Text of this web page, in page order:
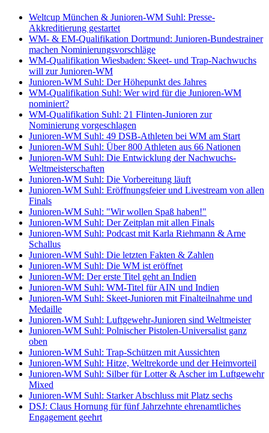
Weltcup München & Junioren-WM Suhl: Presse-
Akkreditierung gestartet
WM- & EM-Qualifikation Dortmund: Junioren-Bundestrainer
machen Nominierungsvorschläge
WM-Qualifikation Wiesbaden: Skeet- und Trap-Nachwuchs
will zur Junioren-WM
Junioren-WM Suhl: Der Höhepunkt des Jahres
WM-Qualifikation Suhl: Wer wird für die Junioren-WM
nominiert?
WM-Qualifikation Suhl: 21 Flinten-Junioren zur
Nominierung vorgeschlagen
Junioren-WM Suhl: 49 DSB-Athleten bei WM am Start
Junioren-WM Suhl: Über 800 Athleten aus 66 Nationen
Junioren-WM Suhl: Die Entwicklung der Nachwuchs-
Weltmeisterschaften
Junioren-WM Suhl: Die Vorbereitung läuft
Junioren-WM Suhl: Eröffnungsfeier und Livestream von allen
Finals
Junioren-WM Suhl: "Wir wollen Spaß haben!"
Junioren-WM Suhl: Der Zeitplan mit allen Finals
Junioren-WM Suhl: Podcast mit Karla Riehmann & Arne
Schallus
Junioren-WM Suhl: Die letzten Fakten & Zahlen
Junioren-WM Suhl: Die WM ist eröffnet
Junioren-WM: Der erste Titel geht an Indien
Junioren-WM Suhl: WM-Titel für AIN und Indien
Junioren-WM Suhl: Skeet-Junioren mit Finalteilnahme und
Medaille
Junioren-WM Suhl: Luftgewehr-Junioren sind Weltmeister
Junioren-WM Suhl: Polnischer Pistolen-Universalist ganz
oben
Junioren-WM Suhl: Trap-Schützen mit Aussichten
Junioren-WM Suhl: Hitze, Weltrekorde und der Heimvorteil
Junioren-WM Suhl: Silber für Lotter & Ascher im Luftgewehr
Mixed
Junioren-WM Suhl: Starker Abschluss mit Platz sechs
DSJ: Claus Hornung für fünf Jahrzehnte ehrenamtliches
Engagement geehrt